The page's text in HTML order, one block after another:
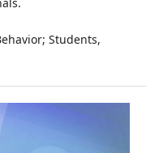
Students,